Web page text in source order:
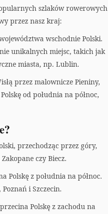
szlaków rowerowych
przez nasz kraj:
wschodnie Polski.
unikalnych miejsc, takich jak
miasta, np. Lublin.
przez malownicze Pieniny,
od południa na północ,
przechodząc przez góry,
czy Biecz.
Polskę z południa na północ.
i Szczecin.
Polskę z zachodu na